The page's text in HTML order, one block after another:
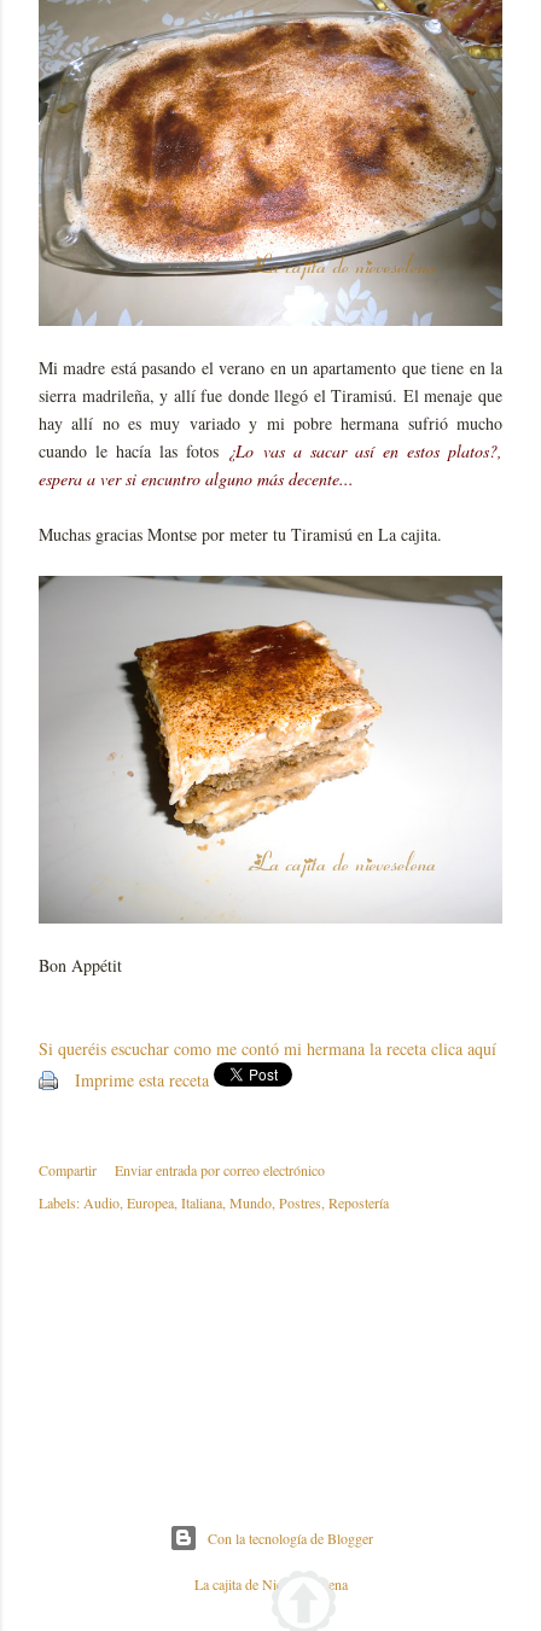
Mi madre está pasando el verano en un apartamento que tiene en la
sierra madrileña, y allí fue donde llegó el Tiramisú. El menaje que
hay allí no es muy variado y mi pobre hermana sufrió mucho
cuando le hacía las fotos ¿Lo vas a sacar así en estos platos?,
espera a ver si encuntro alguno más decente...
Muchas gracias Montse por meter tu Tiramisú en La cajita.
Bon Appétit
Si queréis escuchar como me contó mi hermana la receta clica aquí
Imprime esta receta
Compartir
Enviar entrada por correo electrónico
Labels:Audio Europea Italiana Mundo Postres Repostería
Con la tecnología de Blogger
La cajita de Nieves y Elena